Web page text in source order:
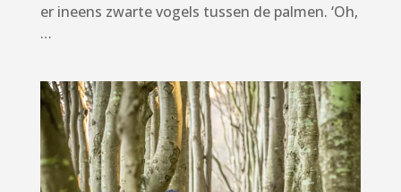
er ineens zwarte vogels tussen de palmen. ‘Oh,
…